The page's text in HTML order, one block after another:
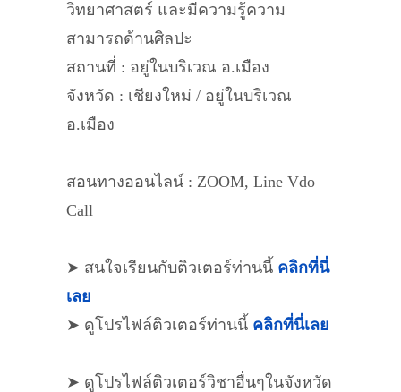
วิทยาศาสตร์ และมีความรู้ความ
สามารถด้านศิลปะ
สถานที่ : อยู่ในบริเวณ อ.เมือง
จังหวัด : เชียงใหม่ / อยู่ในบริเวณ
อ.เมือง
สอนทางออนไลน์ : ZOOM, Line Vdo
Call
➤ สนใจเรียนกับติวเตอร์ท่านนี้ คลิกที่นี่
เลย
➤ ดูโปรไฟล์ติวเตอร์ท่านนี้ คลิกที่นี่เลย
➤ ดูโปรไฟล์ติวเตอร์วิชาอื่นๆในจังหวัด